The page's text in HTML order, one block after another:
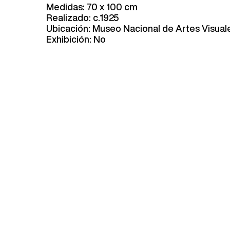
Medidas: 70 x 100 cm
Realizado: c.1925
Ubicación: Museo Nacional de Artes
Exhibición: No